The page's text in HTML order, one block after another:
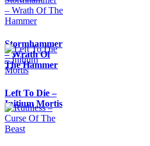
Stormhammer
– Wrath Of
The Hammer
Left To Die –
Initium Mortis